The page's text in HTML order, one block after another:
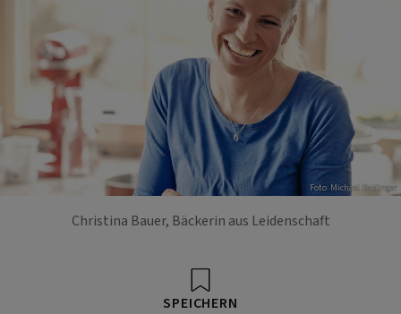
Foto: Michael Reidinger
Christina Bauer, Bäckerin aus Leidenschaft
SPEICHERN